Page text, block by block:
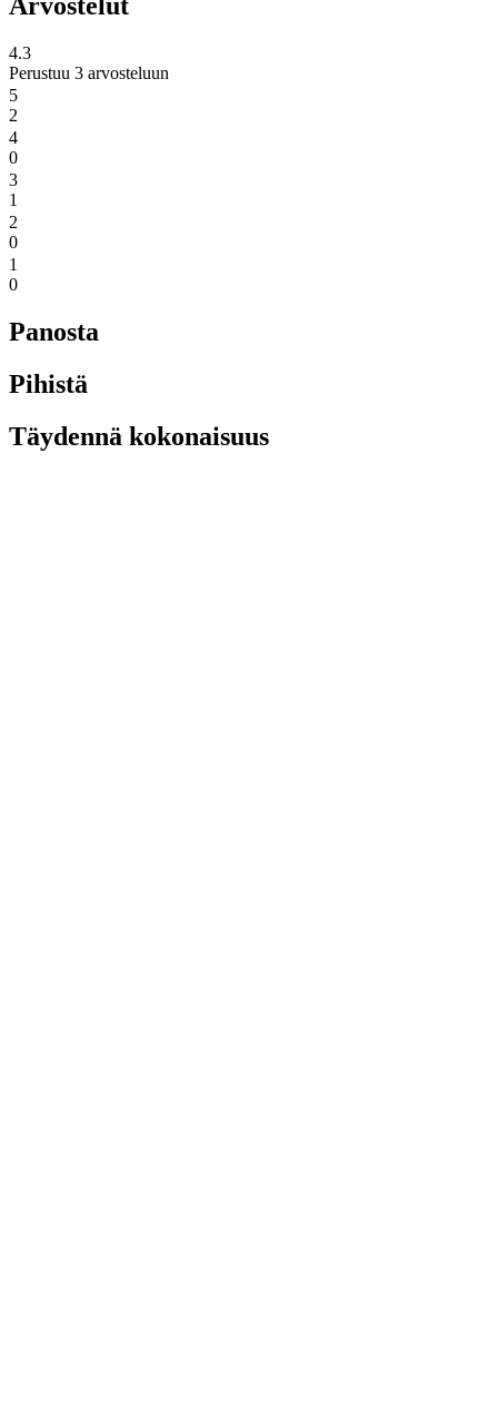
Arvostelut
4.3
Perustuu 3 arvosteluun
5
2
4
0
3
1
2
0
1
0
Panosta
Pihistä
Täydennä kokonaisuus